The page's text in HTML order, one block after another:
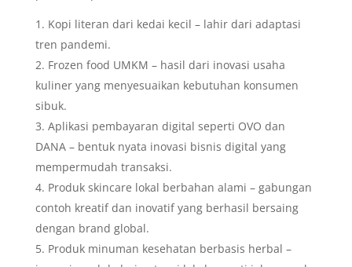
Kopi literan dari kedai kecil – lahir dari adaptasi
tren pandemi.
Frozen food UMKM – hasil dari inovasi usaha
kuliner yang menyesuaikan kebutuhan konsumen
sibuk.
Aplikasi pembayaran digital seperti OVO dan
DANA – bentuk nyata inovasi bisnis digital yang
mempermudah transaksi.
Produk skincare lokal berbahan alami – gabungan
contoh kreatif dan inovatif yang berhasil bersaing
dengan brand global.
Produk minuman kesehatan berbasis herbal –